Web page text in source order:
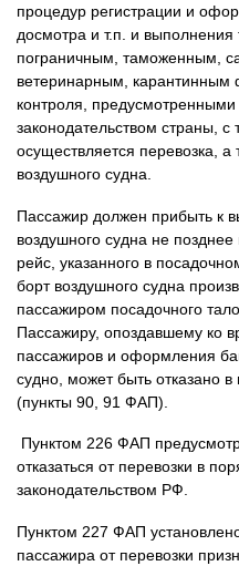
процедур регистрации и
досмотра и т.п. и
пограничным, таможенным,
ветеринарным,
контроля,
законодательством страны, с
осуществляется перевозка, а
воздушного судна.
Пассажир должен прибыть к
воздушного судна не
рейс, указанного в
борт воздушного судна
пассажиром посадочного
Пассажиру, опоздавшему ко
пассажиров и оформления
судно, может быть отказано
(пункты 90, 91 ФАП).
Пунктом 226 ФАП
отказаться от перевозки в
законодательством РФ.
Пунктом 227 ФАП
пассажира от перевозки